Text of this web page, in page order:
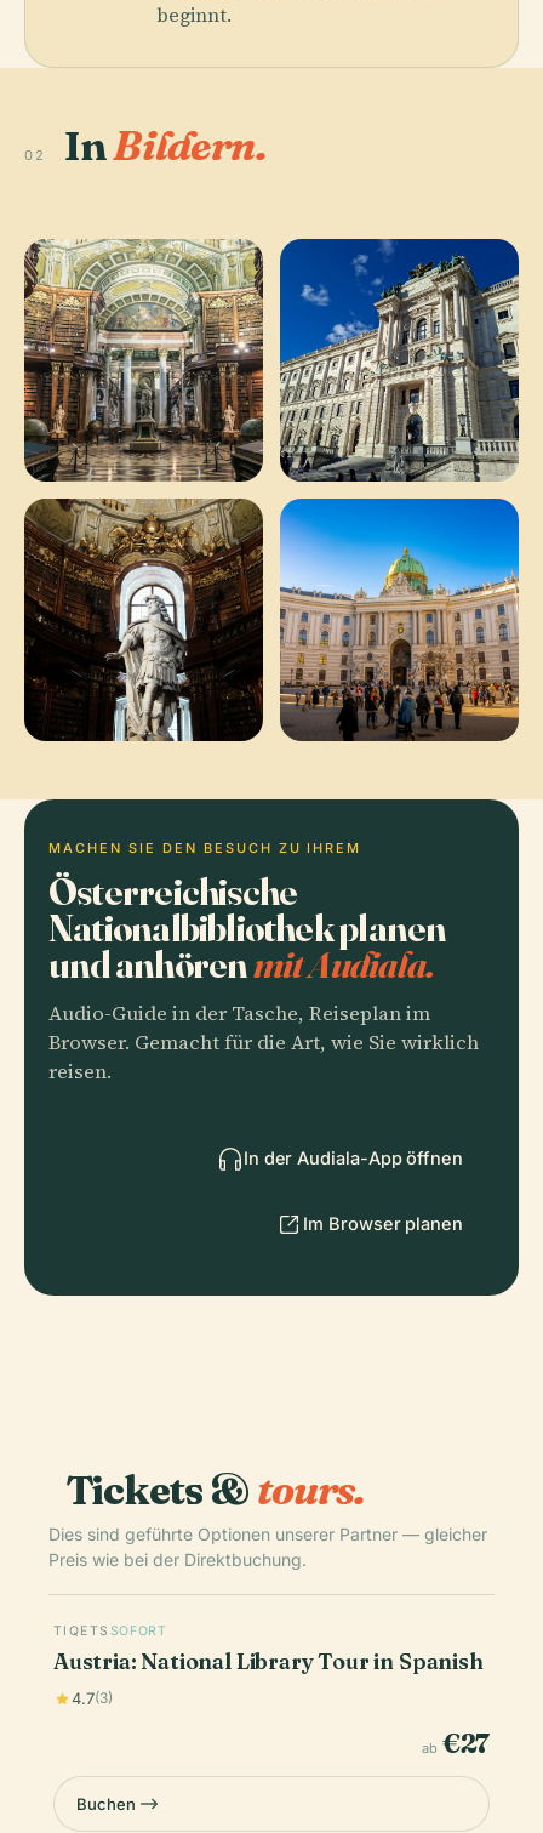
beginnt.
02 InBildern.
MACHEN SIE DEN BESUCH ZU IHREM
Österreichische
Nationalbibliothek planen
und anhörenmit Audiala.
Audio-Guide in der Tasche, Reiseplan im
Browser. Gemacht für die Art, wie Sie wirklich
reisen.
In der Audiala-App öffnen
Im Browser planen
Tickets &tours.
Dies sind geführte Optionen unserer Partner — gleicher
Preis wie bei der Direktbuchung.
TIQETS SOFORT
Austria: National Library Tour in Spanish
4.7(3)
ab €27
Buchen